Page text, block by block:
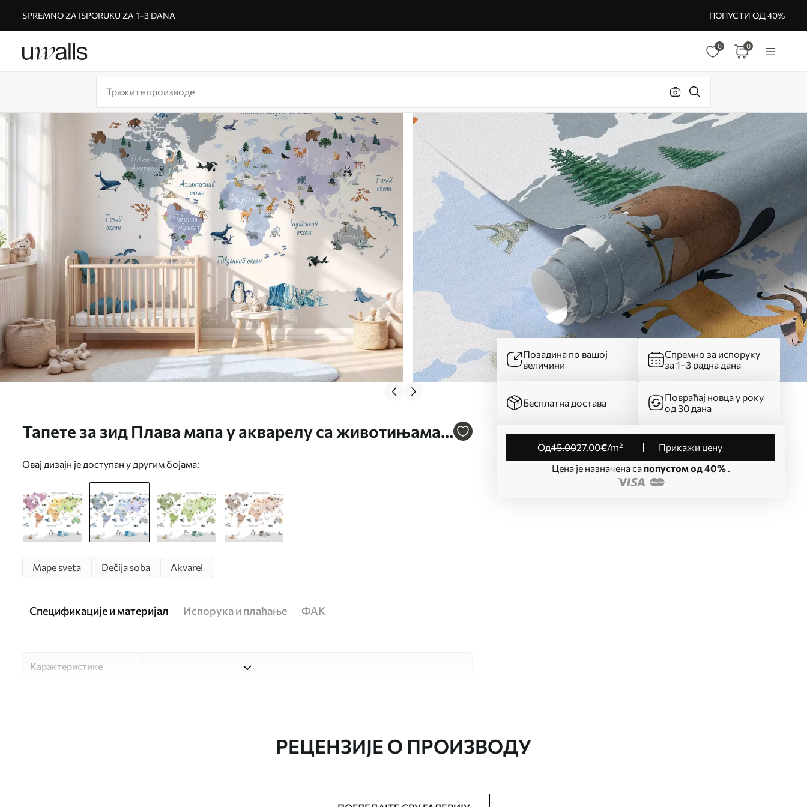
SPREMNO ZA ISPORUKU ZA 1–3 DANA ПОПУСТИ ОД 40%
0 0
Тапете за зид Плава мапа у акварелу са животињама,
језику. бр. c00009ukv1
Овај дизајн је доступан у другим бојама:
Позадина по вашој
величини
Спремно за испоруку
за 1–3 радна дана
Бесплатна достава
Повраћај новца у року
од 30 дана
од45.0027.00€/m²
Прикажи цену
Цена је назначена са попустом од 40%.
Mape sveta Dečija soba Akvarel
Спецификације и материјал Испорука и плаћање ФАК
Карактеристике
РЕЦЕНЗИЈЕ О ПРОИЗВОДУ